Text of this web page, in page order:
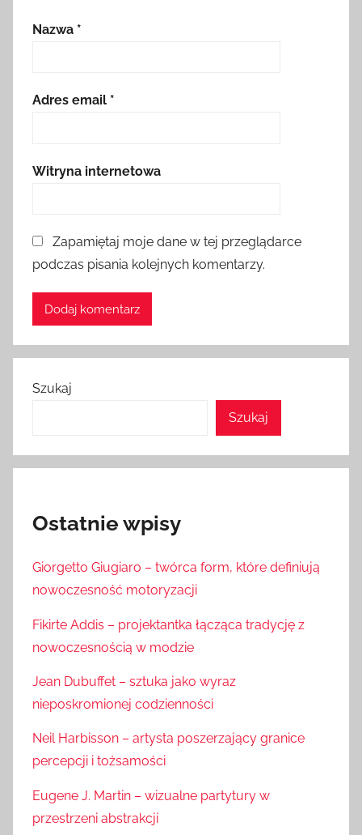
Nazwa *
Adres email *
Witryna internetowa
Zapamiętaj moje dane w tej przeglądarce
podczas pisania kolejnych komentarzy.
Szukaj
Szukaj
Ostatnie wpisy
Giorgetto Giugiaro – twórca form, które definiują
nowoczesność motoryzacji
Fikirte Addis – projektantka łącząca tradycję z
nowoczesnością w modzie
Jean Dubuffet – sztuka jako wyraz
nieposkromionej codzienności
Neil Harbisson – artysta poszerzający granice
percepcji i tożsamości
Eugene J. Martin – wizualne partytury w
przestrzeni abstrakcji